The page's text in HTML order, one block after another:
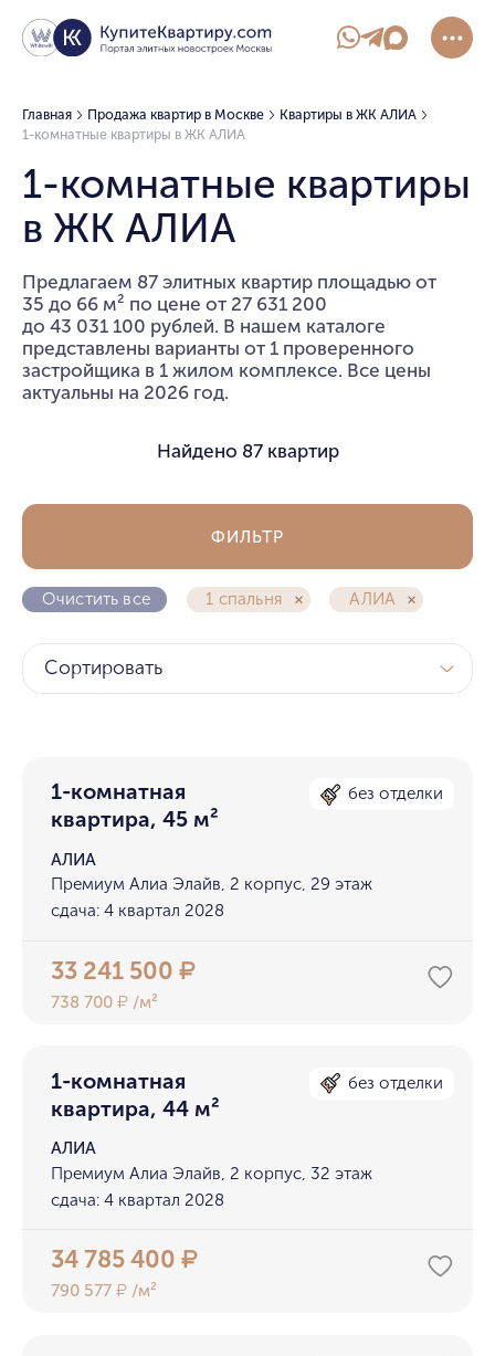
Главная Продажа квартир в Москве
Квартиры в ЖК АЛИА
1-комнатные квартиры в ЖК АЛИА
1-комнатные квартиры
в ЖК АЛИА
Предлагаем 87 элитных квартир площадью от
35 до 66 м² по цене от 27 631 200
до 43 031 100 рублей. В нашем каталоге
представлены варианты от 1 проверенного
застройщика в 1 жилом комплексе. Все цены
актуальны на 2026 год.
Найдено 87 квартир
Очистить все 1 спальня АЛИА
ФИЛЬТР
Сортировать
1-комнатная
квартира, 45 м²
без отделки
АЛИА
Премиум Алиа Элайв, 2 корпус, 29 этаж
сдача: 4 квартал 2028
33 241 500₽
738 700₽ /м²
1-комнатная
квартира, 44 м²
без отделки
АЛИА
Премиум Алиа Элайв, 2 корпус, 32 этаж
сдача: 4 квартал 2028
34 785 400₽
790 577₽ /м²